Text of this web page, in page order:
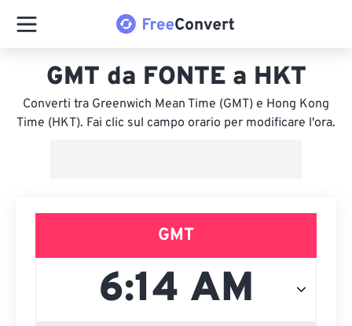
GMT da FONTE a HKT
Converti tra Greenwich Mean Time (GMT) e Hong Kong
Time (HKT). Fai clic sul campo orario per modificare l'ora.
GMT